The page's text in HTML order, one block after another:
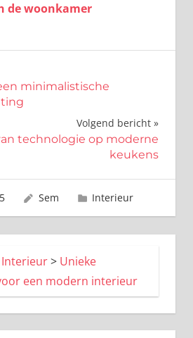
de woonkamer
minimalistische
Volgend bericht
technologie op moderne
keukens
Sem Interieur
Interieur> Unieke
een modern interieur